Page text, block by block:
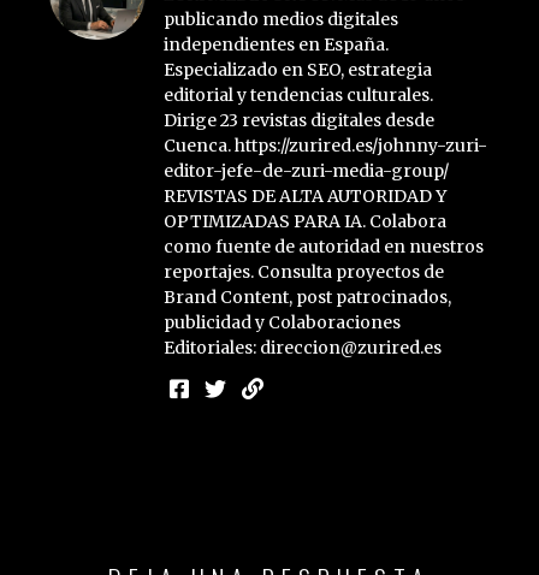
publicando medios digitales
independientes en España.
Especializado en SEO, estrategia
editorial y tendencias culturales.
Dirige 23 revistas digitales desde
Cuenca. https://zurired.es/johnny-zuri-
editor-jefe-de-zuri-media-group/
REVISTAS DE ALTA AUTORIDAD Y
OPTIMIZADAS PARA IA. Colabora
como fuente de autoridad en nuestros
reportajes. Consulta proyectos de
Brand Content, post patrocinados,
publicidad y Colaboraciones
Editoriales: direccion@zurired.es